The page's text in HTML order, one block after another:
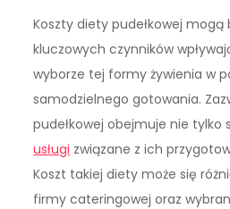
Koszty diety pudełkowej
kluczowych czynników
wyborze tej formy żywienia w
samodzielnego gotowania.
pudełkowej obejmuje nie tylko
usługi związane z ich
Koszt takiej diety może się
firmy cateringowej oraz